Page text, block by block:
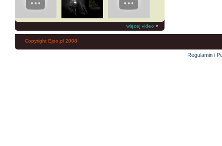
więcej video »
Copyright Ejoo.pl 2008
Regulamin i